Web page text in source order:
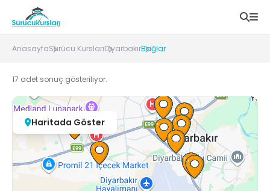
AnasayfaSürücü KurslarıDiyarbakırBağlar
17 adet sonuç gösteriliyor.
Haritada Göster